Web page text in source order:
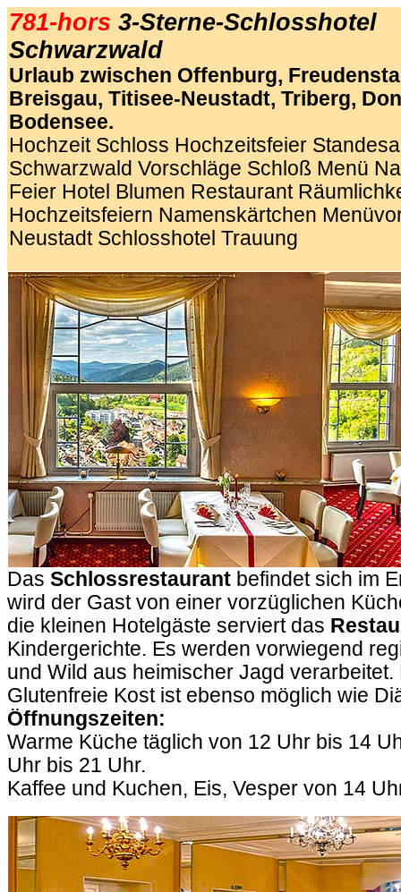
781-hors 3-Sterne-Schlosshotel
Schwarzwald
Urlaub zwischen Offenburg,
Breisgau, Titisee-Neustadt, Triberg,
Bodensee.
Hochzeit Schloss Hochzeitsfeier
Schwarzwald Vorschläge Schloß Menü
Feier Hotel Blumen Restaurant
Hochzeitsfeiern Namenskärtchen
Neustadt Schlosshotel Trauung
Das Schlossrestaurant befindet sich im
wird der Gast von einer vorzüglichen
die kleinen Hotelgäste serviert das
Kindergerichte. Es werden vorwiegend
und Wild aus heimischer Jagd
Glutenfreie Kost ist ebenso möglich wie
Öffnungszeiten:
Warme Küche täglich von 12 Uhr bis 14
Uhr bis 21 Uhr.
Kaffee und Kuchen, Eis, Vesper von 14